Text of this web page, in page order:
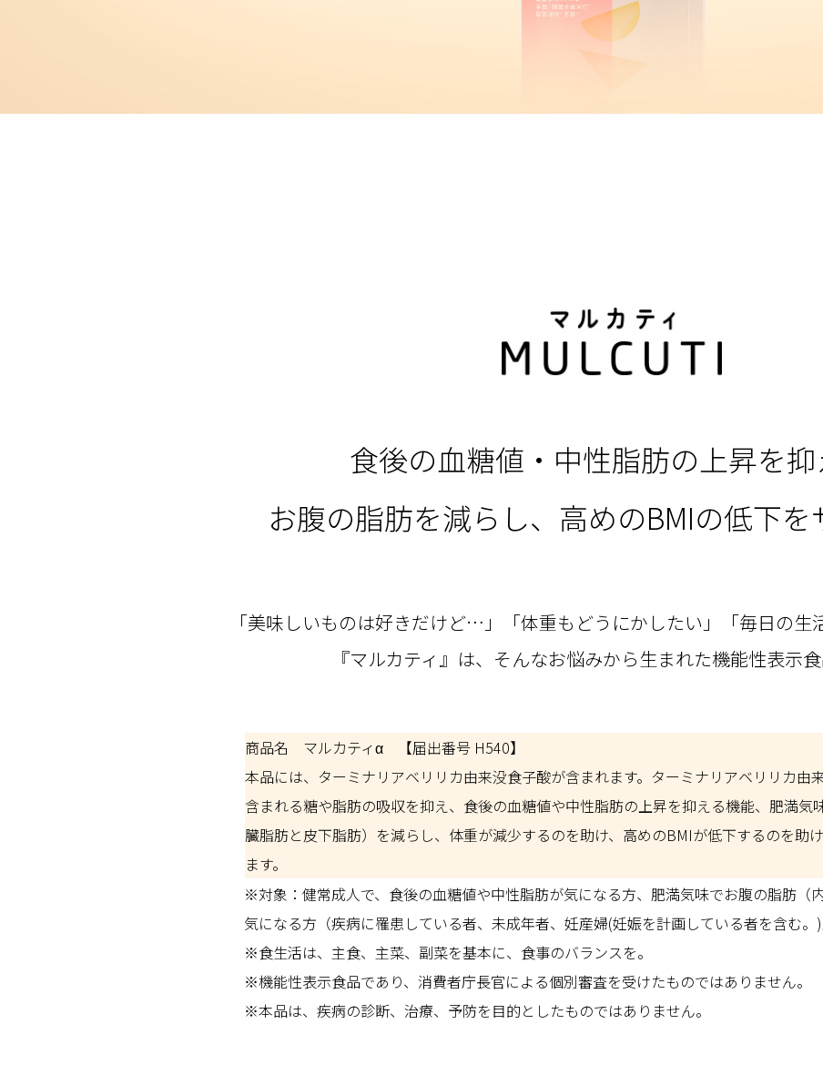
食後の血糖値・中性脂肪の上昇を抑
お腹の脂肪を減らし、高めのBMIの低下を
「美味しいものは好きだけど…」「体重もどうにかしたい」「毎日の生
『マルカティ』は、そんなお悩みから生まれた機能性表示食
商品名 マルカティα 【届出番号 H540】
本品には、ターミナリアベリリカ由来没食子酸が含まれます。ターミナリアベリリカ由
含まれる糖や脂肪の吸収を抑え、食後の血糖値や中性脂肪の上昇を抑える機能、肥満気
臓脂肪と皮下脂肪）を減らし、体重が減少するのを助け、高めのBMIが低下するのを助
ます。
※対象：健常成人で、食後の血糖値や中性脂肪が気になる方、肥満気味でお腹の脂肪（
気になる方（疾病に罹患している者、未成年者、妊産婦(妊娠を計画している者を含む。)
※食生活は、主食、主菜、副菜を基本に、食事のバランスを。
※機能性表示食品であり、消費者庁長官による個別審査を受けたものではありません。
※本品は、疾病の診断、治療、予防を目的としたものではありません。